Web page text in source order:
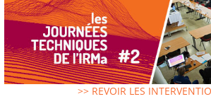
>> REVOIR LES